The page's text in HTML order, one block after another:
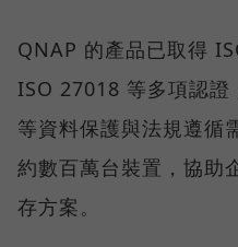
QNAP 的產品已取得
ISO 27018 等多項認證
等資料保護與法規遵循
約數百萬台裝置，協助
存方案。